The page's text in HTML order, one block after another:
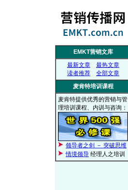
EMKT营销文库
最新文章
最热文章
读者推荐
全部文章
麦肯特培训课程
麦肯特提供优秀的营销与管
理培训课程、内训与咨询：
领导者之剑 － 突破思维
情境领导 经理人之培训